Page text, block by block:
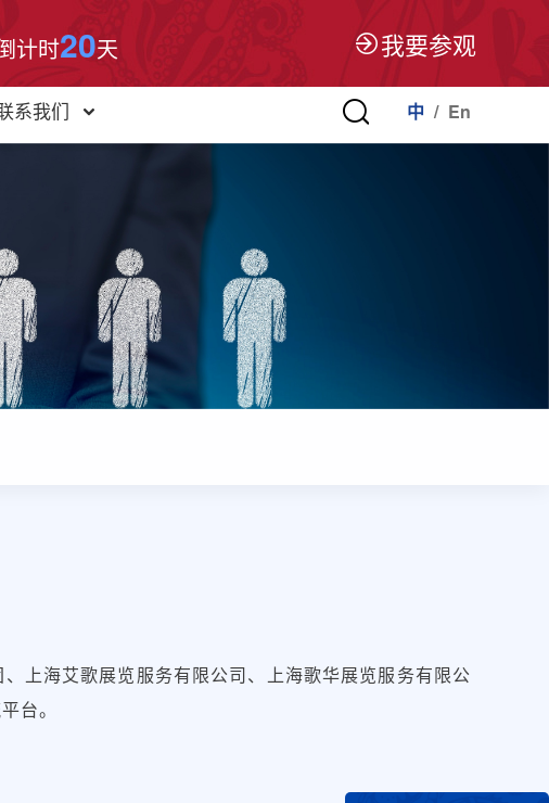
计时20天 我要参观
系我们 中 / En
上海艾歌展览服务有限公司、上海歌华展览服务有限公
台。